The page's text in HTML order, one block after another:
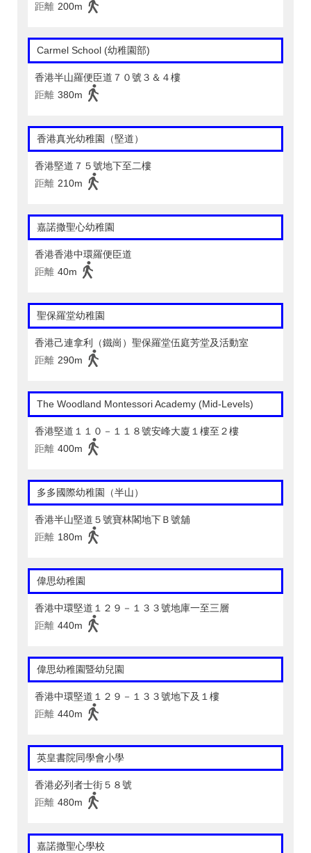
距離 200m
Carmel School (幼稚園部)
香港半山羅便臣道７０號３＆４樓
距離 380m
香港真光幼稚園（堅道）
香港堅道７５號地下至二樓
距離 210m
嘉諾撒聖心幼稚園
香港香港中環羅便臣道
距離 40m
聖保羅堂幼稚園
香港己連拿利（鐵崗）聖保羅堂伍庭芳堂及活動室
距離 290m
The Woodland Montessori Academy (Mid-Levels)
香港堅道１１０－１１８號安峰大廈１樓至２樓
距離 400m
多多國際幼稚園（半山）
香港半山堅道５號寶林閣地下Ｂ號舖
距離 180m
偉思幼稚園
香港中環堅道１２９－１３３號地庫一至三層
距離 440m
偉思幼稚園暨幼兒園
香港中環堅道１２９－１３３號地下及１樓
距離 440m
英皇書院同學會小學
香港必列者士街５８號
距離 480m
嘉諾撒聖心學校